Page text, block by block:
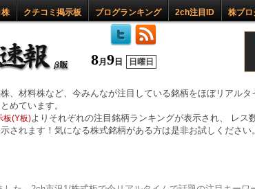
クチコミ掲示板 ブログランキング 2ch注目ID 株ブロ
8月 9 日 日曜日
、材料株など、今みんなが注目している銘柄をほぼリアルタ
めています。
板(Y板)よりそれぞれの注目銘柄ランキングが表示され、 レス
されます！気になる株式銘柄がある方は是非お試しください。